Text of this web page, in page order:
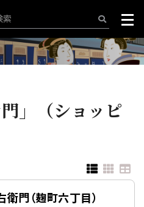
」（ショッピ
門（麹町六丁目）